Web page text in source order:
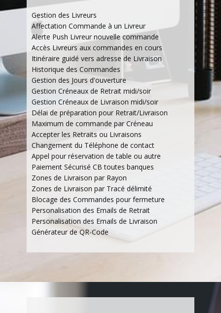
Gestion des Livreurs
Affectation Commande à un Livreur
Alerte Push Livreur nouvelle commande
Accès Livreurs aux commandes en cours
Itinéraire guidé vers adresse de Livraison
Historique des Commandes
Gestion des Jours d'ouverture
Gestion Créneaux de Retrait midi/soir
Gestion Créneaux de Livraison midi/soir
Délai de préparation pour Retrait/Livraison
Maximum de commande par Créneau
Accepter les Retraits ou Livraisons
Changement du Téléphone de contact
Appel pour réservation de table ou autre
Paiement Sécurisé CB toutes banques
Zones de Livraison par Rayon
Zones de Livraison par Tracé délimité
Blocage des Commandes pour fermeture
Personalisation des Emails de Retrait
Personalisation des Emails de Livraison
Générateur de QR-Code